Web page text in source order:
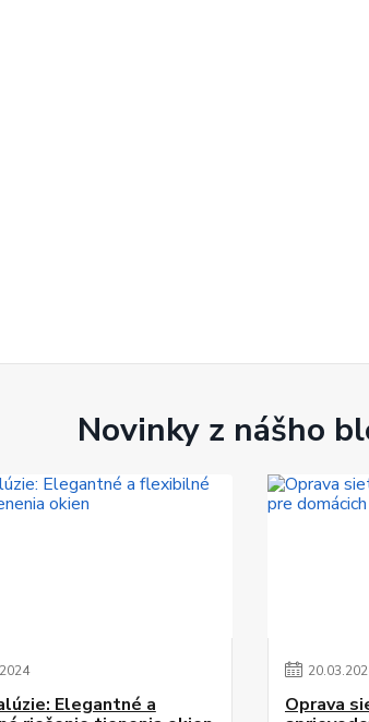
Novinky z nášho
2024
Elegantné a
20.03.
Oprava